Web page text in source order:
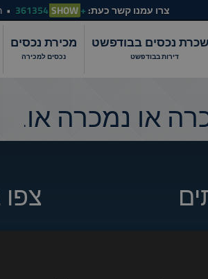
צרו עמנו קשר כעת:+361354
SHOW
נכסים בבודפשט
דירות בבודפשט
מכירת נכסים
נכסים למכירה
או נמכרה או.
How to Still Find
Which